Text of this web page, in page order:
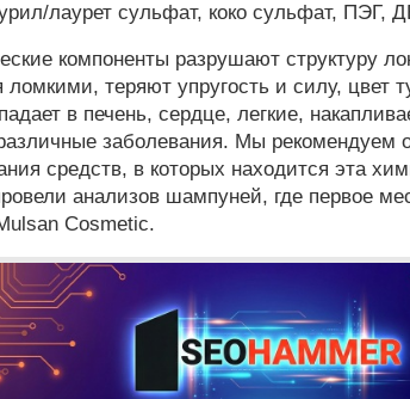
лаурет сульфат, коко сульфат, ПЭГ,
компоненты разрушают структуру
ломкими, теряют упругость и силу, цвет
в печень, сердце, легкие,
заболевания. Мы рекомендуем
средств, в которых находится эта
анализов шампуней, где первое
Сosmetic.